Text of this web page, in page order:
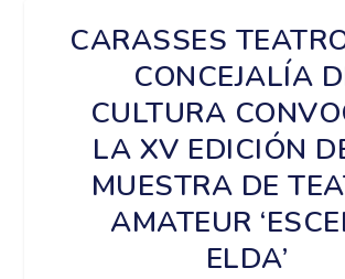
CARASSES
CONCEJALÍA
CULTURA
LA XV EDICIÓN
MUESTRA DE
AMATEUR
ELDA’